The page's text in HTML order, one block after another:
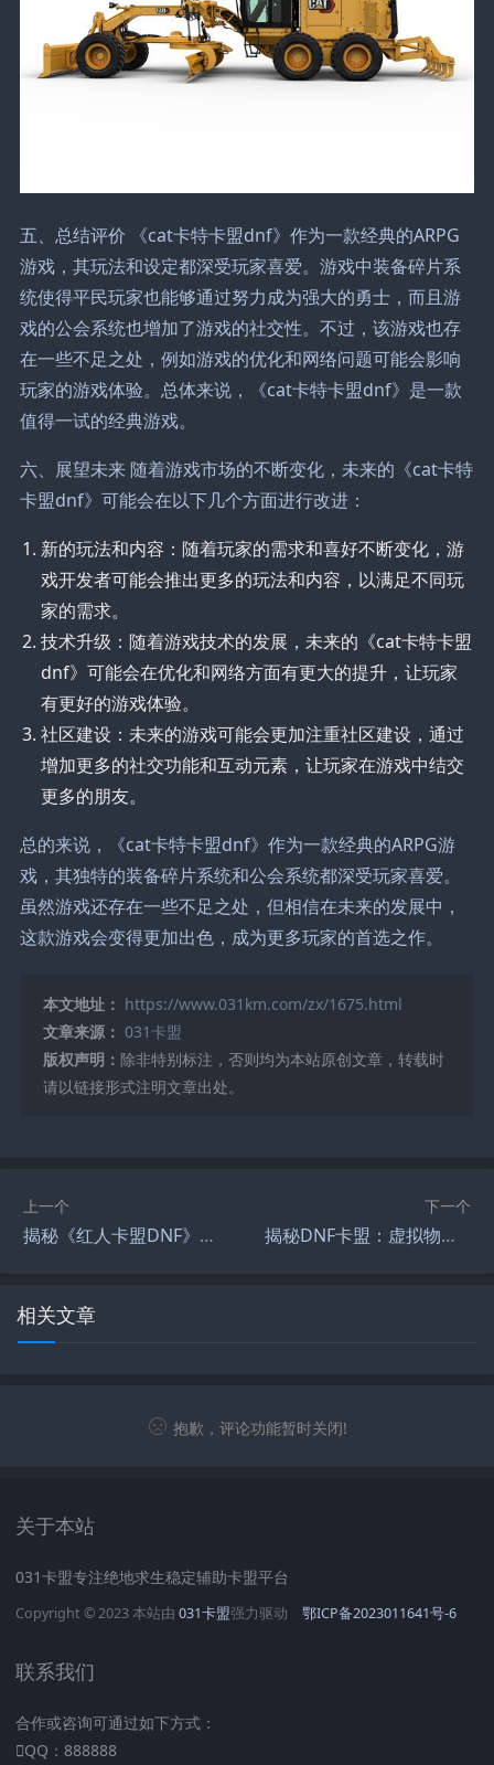
五、总结评价 《cat卡特卡盟dnf》作为一款经典的ARPG
游戏，其玩法和设定都深受玩家喜爱。游戏中装备碎片系
统使得平民玩家也能够通过努力成为强大的勇士，而且游
戏的公会系统也增加了游戏的社交性。不过，该游戏也存
在一些不足之处，例如游戏的优化和网络问题可能会影响
玩家的游戏体验。总体来说，《cat卡特卡盟dnf》是一款
值得一试的经典游戏。
六、展望未来 随着游戏市场的不断变化，未来的《cat卡特
卡盟dnf》可能会在以下几个方面进行改进：
新的玩法和内容：随着玩家的需求和喜好不断变化，游
戏开发者可能会推出更多的玩法和内容，以满足不同玩
家的需求。
技术升级：随着游戏技术的发展，未来的《cat卡特卡盟
dnf》可能会在优化和网络方面有更大的提升，让玩家
有更好的游戏体验。
社区建设：未来的游戏可能会更加注重社区建设，通过
增加更多的社交功能和互动元素，让玩家在游戏中结交
更多的朋友。
总的来说，《cat卡特卡盟dnf》作为一款经典的ARPG游
戏，其独特的装备碎片系统和公会系统都深受玩家喜爱。
虽然游戏还存在一些不足之处，但相信在未来的发展中，
这款游戏会变得更加出色，成为更多玩家的首选之作。
本文地址： https://www.031km.com/zx/1675.html
文章来源： 031卡盟
版权声明： 除非特别标注，否则均为本站原创文章，转载时
请以链接形式注明文章出处。
上一个
揭秘《红人卡盟DNF》：游戏外挂的灰色产业链-《红人卡盟DNF》背后的外挂江湖：平台化、定制化与硬件化趋势
下一个
揭秘DNF卡盟：虚拟物品交易背后的秘密-DNF卡盟运作机制与玩家交易安全解析
相关文章
抱歉，评论功能暂时关闭!
关于本站
031卡盟专注绝地求生稳定辅助卡盟平台
Copyright © 2023 本站由 031卡盟强力驱动 鄂ICP备2023011641号-6
联系我们
合作或咨询可通过如下方式：
QQ：888888